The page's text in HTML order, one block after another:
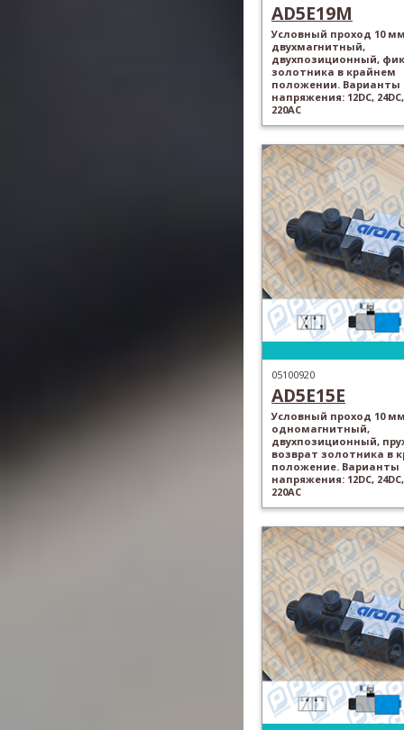
AD5E19M
Условный проход 10
двухмагнитный,
двухпозиционный,
золотника в крайнем
положении. Варианты
напряжения: 12DC, 24DC,
220AC
05100920
AD5E15E
Условный проход 10
одномагнитный,
двухпозиционный,
возврат золотника в
положение. Варианты
напряжения: 12DC, 24DC,
220AC